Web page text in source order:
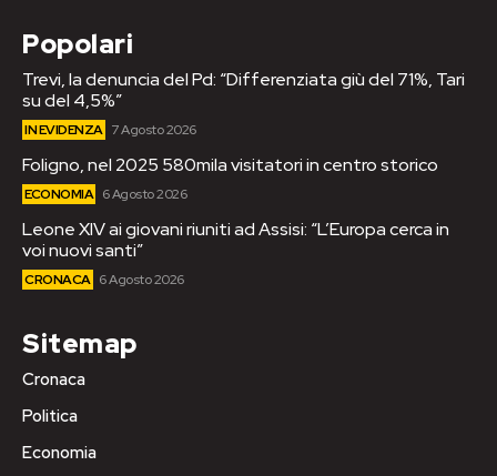
Popolari
Trevi, la denuncia del Pd: “Differenziata giù del 71%, Tari
su del 4,5%”
IN EVIDENZA 7 Agosto 2026
Foligno, nel 2025 580mila visitatori in centro storico
ECONOMIA 6 Agosto 2026
Leone XIV ai giovani riuniti ad Assisi: “L’Europa cerca in
voi nuovi santi”
CRONACA 6 Agosto 2026
Sitemap
Cronaca
Politica
Economia